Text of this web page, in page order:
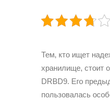
Тем, кто ищет
хранилище, стоит
DRBD9. Его
пользовалась